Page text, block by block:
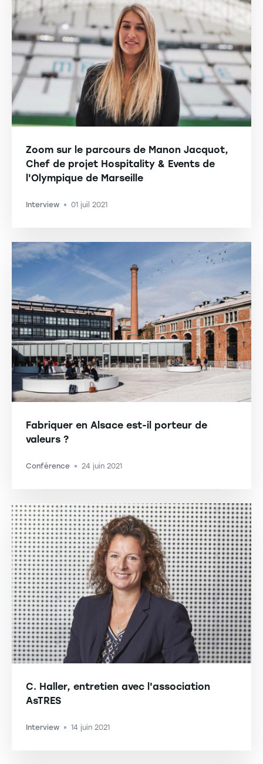
Zoom sur le parcours de Manon Jacquot,
Chef de projet Hospitality & Events de
l'Olympique de Marseille
Interview -01 juil 2021
Fabriquer en Alsace est-il porteur de
valeurs ?
Conférence -24 juin 2021
C. Haller, entretien avec l'association
AsTRES
Interview -14 juin 2021